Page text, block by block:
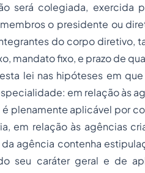
será colegiada, exercida
o presidente ou
do corpo diretivo,
mandato fixo, e prazo de
lei nas hipóteses em
em relação às
plenamente aplicável por
em relação às agências
agência contenha
seu caráter geral e de